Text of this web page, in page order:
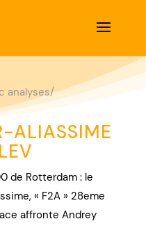
analyses/
ALIASSIME
de Rotterdam : le
« F2A » 28eme
affronte Andrey